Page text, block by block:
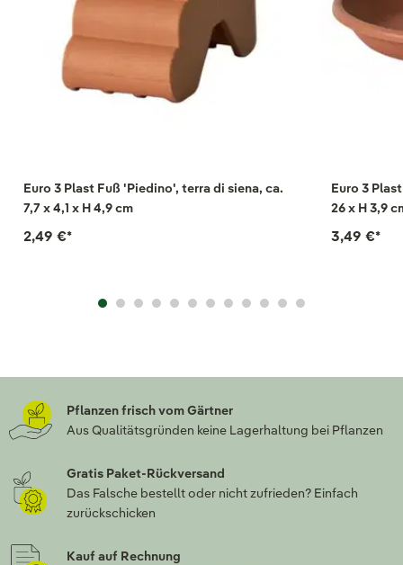
Euro 3 Plast Fuß 'Piedino', terra di siena, ca.
7,7 x 4,1 x H 4,9 cm
2,49 €*
Euro 3
26 x H 3,9
3,49 €*
Pflanzen frisch vom Gärtner
Aus Qualitätsgründen keine Lagerhaltung bei Pflanzen
Gratis Paket-Rückversand
Das Falsche bestellt oder nicht zufrieden? Einfach
zurückschicken
Kauf auf Rechnung